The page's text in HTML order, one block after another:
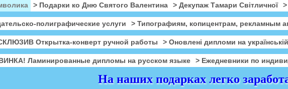
> Подарки ко Дню Святого Валентина > Декупаж Тамари Світличної
полиграфические услуги > Типографиям, копицентрам, рекламным
Открытка-конверт ручной работы > Оновлені дипломи на
Ламинированные дипломы на русском языке > Ежедневники по
На наших подарках легко